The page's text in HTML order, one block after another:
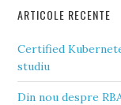
ARTICOLE RECENTE
Certified
studiu
Din nou despre